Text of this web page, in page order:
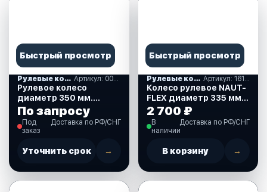
Быстрый просмотр
Рулевые колеса, спиннеры Артикул: 00178352
Рулевое колесо
диаметр 350 мм.
(73050-BK)
По запросу
Под
заказ
Доставка по РФ/СНГ
Уточнить срок →
Быстрый просмотр
Рулевые колеса, спиннеры Артикул: 161-A2
Колесо рулевое NAUT-
FLEX диаметр 335 мм.
(161-A2)
2 700 ₽
В
наличии
Доставка по РФ/СНГ
В корзину →